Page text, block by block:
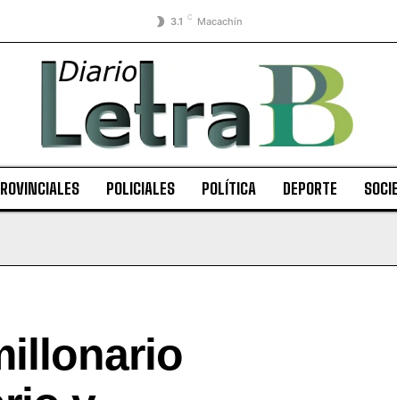
3.1 C Macachín
POLICIALES POLÍTICA DEPORTE